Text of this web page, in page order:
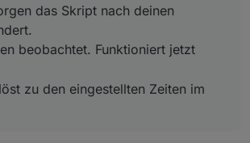
;-)
das Skript nach deinen
beobachtet. Funktioniert jetzt
zu den eingestellten Zeiten im